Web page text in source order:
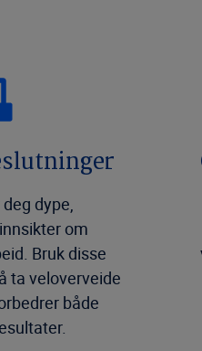
dype,
om
Bruk disse
ta veloverveide
både